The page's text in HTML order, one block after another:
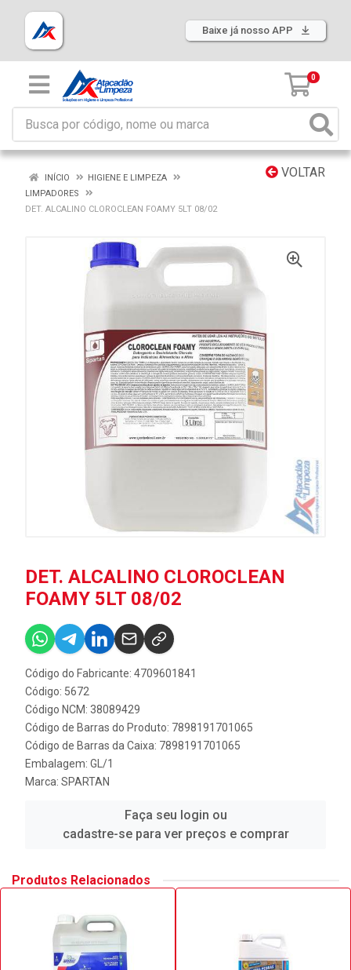
Baixe já nosso APP
0
VOLTAR
INÍCIO
HIGIENE E LIMPEZA
LIMPADORES
DET. ALCALINO CLOROCLEAN FOAMY 5LT 08/02
DET. ALCALINO CLOROCLEAN
FOAMY 5LT 08/02
Código do Fabricante: 4709601841
Código: 5672
Código NCM: 38089429
Código de Barras do Produto: 7898191701065
Código de Barras da Caixa: 7898191701065
Embalagem: GL/1
Marca: SPARTAN
Faça seu login ou
cadastre-se para ver preços e comprar
Produtos Relacionados